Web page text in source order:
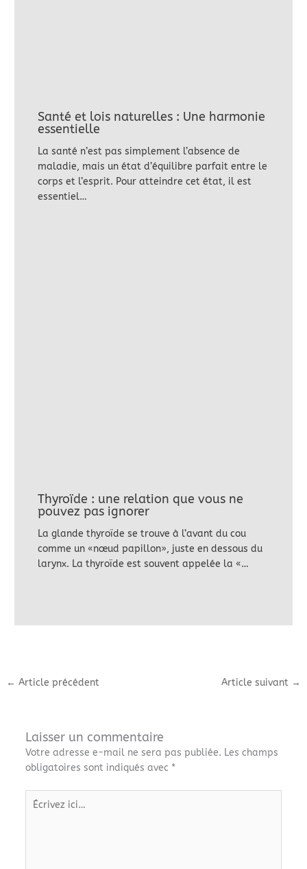
Santé et lois naturelles : Une harmonie
essentielle
La santé n’est pas simplement l’absence de
maladie, mais un état d’équilibre parfait entre le
corps et l’esprit. Pour atteindre cet état, il est
essentiel…
Thyroïde : une relation que vous ne
pouvez pas ignorer
La glande thyroïde se trouve à l’avant du cou
comme un «nœud papillon», juste en dessous du
larynx. La thyroïde est souvent appelée la «…
← Article précédent Article suivant →
Laisser un commentaire
Votre adresse e-mail ne sera pas publiée. Les champs
obligatoires sont indiqués avec *
Écrivez
ici…